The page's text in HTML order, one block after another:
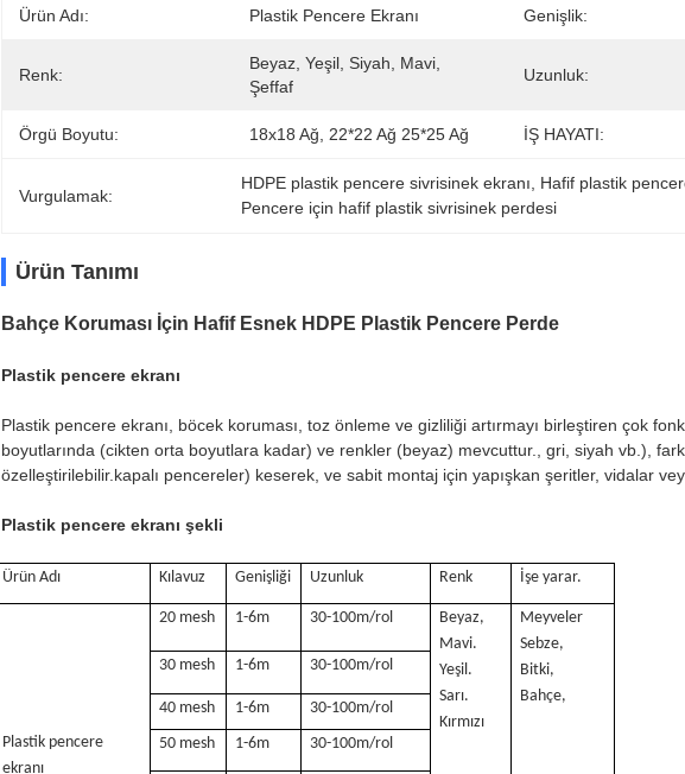
Ürün Adı: Plastik Pencere Ekranı Genişlik:
Renk:
Beyaz, Yeşil, Siyah, Mavi,
Şeffaf
Uzunluk:
Örgü Boyutu: 18x18 Ağ, 22*22 Ağ 25*25 Ağ İŞ HAYATI:
Vurgulamak:
HDPE plastik pencere sivrisinek ekranı Hafif plastik
Pencere için hafif plastik sivrisinek perdesi
Ürün Tanımı
Bahçe Koruması İçin Hafif Esnek HDPE Plastik Pencere Perde
Plastik pencere ekranı
Plastik pencere ekranı, böcek koruması, toz önleme ve gizliliği artırmayı birleştiren çok
boyutlarında (cikten orta boyutlara kadar) ve renkler (beyaz) mevcuttur., gri, siyah vb.),
özelleştirilebilir.kapalı pencereler) keserek, ve sabit montaj için yapışkan şeritler, vidalar
Plastik pencere ekranı şekli
Ürün Adı Kılavuz Genişliği Uzunluk Renk İşe yarar.
Plastik pencere
ekranı
20 mesh 1-6m 30-100m/rol
Beyaz,
Mavi.
Yeşil.
Sarı.
Kırmızı
Meyveler
Sebze,
Bitki,
Bahçe,
30 mesh 1-6m 30-100m/rol
40 mesh 1-6m
30-100m/rol
50 mesh
1-6m 30-100m/rol